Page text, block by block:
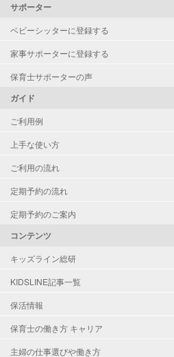
サポーター
ベビーシッターに登録する
家事サポーターに登録する
保育士サポーターの声
ガイド
ご利用例
上手な使い方
ご利用の流れ
定期予約の流れ
定期予約のご案内
コンテンツ
キッズライン総研
KIDSLINE記事一覧
保活情報
保育士の働き方 キャリア
主婦の仕事選びや働き方